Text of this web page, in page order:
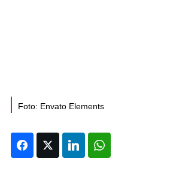
Foto: Envato Elements
FacebookTwitter LinkedIn